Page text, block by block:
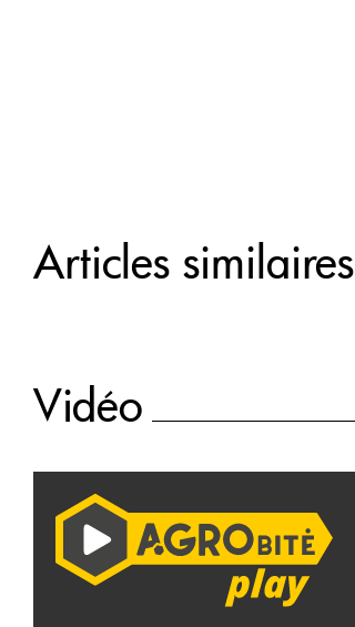
Articles similaires
Vidéo